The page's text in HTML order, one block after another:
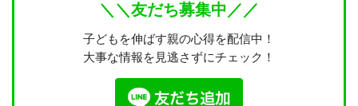
＼＼友だち募集中／／
子どもを伸ばす親の心得を配信中！
大事な情報を見逃さずにチェック！